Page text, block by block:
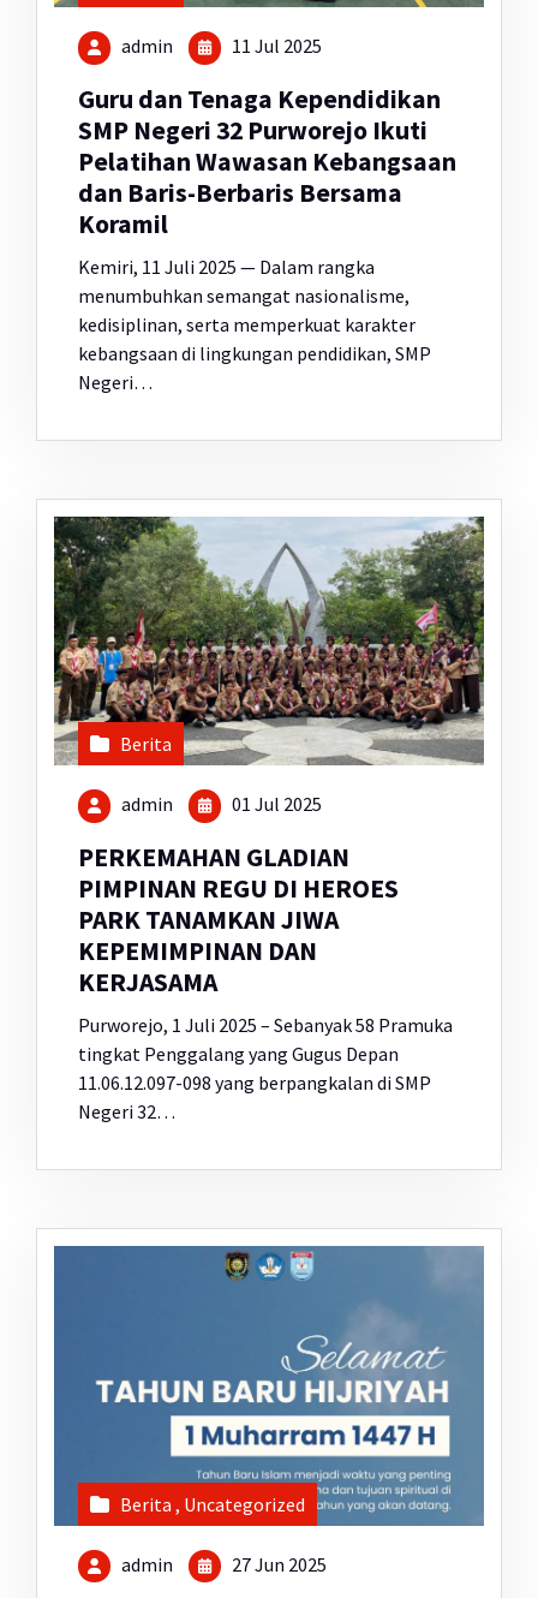
admin 11 Jul 2025
Guru dan Tenaga Kependidikan
SMP Negeri 32 Purworejo Ikuti
Pelatihan Wawasan Kebangsaan
dan Baris-Berbaris Bersama
Koramil
Kemiri, 11 Juli 2025 — Dalam rangka
menumbuhkan semangat nasionalisme,
kedisiplinan, serta memperkuat karakter
kebangsaan di lingkungan pendidikan, SMP
Negeri…
Berita
admin 01 Jul 2025
PERKEMAHAN GLADIAN
PIMPINAN REGU DI HEROES
PARK TANAMKAN JIWA
KEPEMIMPINAN DAN
KERJASAMA
Purworejo, 1 Juli 2025 – Sebanyak 58 Pramuka
tingkat Penggalang yang Gugus Depan
11.06.12.097-098 yang berpangkalan di SMP
Negeri 32…
Berita , Uncategorized
admin 27 Jun 2025